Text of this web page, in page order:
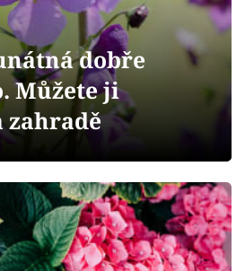
dobře
Můžete ji
zahradě